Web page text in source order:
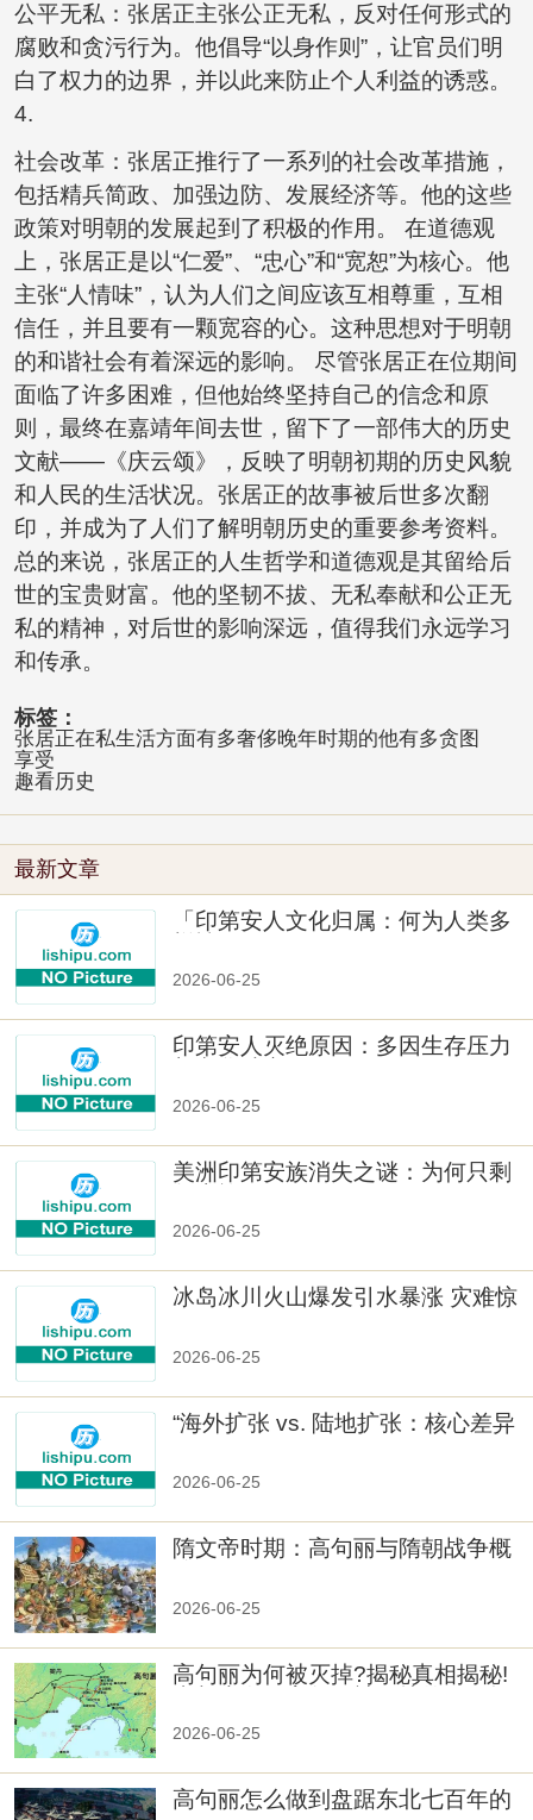
公平无私：张居正主张公正无私，反对任何形式的
腐败和贪污行为。他倡导“以身作则”，让官员们明
白了权力的边界，并以此来防止个人利益的诱惑。
4.
社会改革：张居正推行了一系列的社会改革措施，
包括精兵简政、加强边防、发展经济等。他的这些
政策对明朝的发展起到了积极的作用。 在道德观
上，张居正是以“仁爱”、“忠心”和“宽恕”为核心。他
主张“人情味”，认为人们之间应该互相尊重，互相
信任，并且要有一颗宽容的心。这种思想对于明朝
的和谐社会有着深远的影响。 尽管张居正在位期间
面临了许多困难，但他始终坚持自己的信念和原
则，最终在嘉靖年间去世，留下了一部伟大的历史
文献——《庆云颂》，反映了明朝初期的历史风貌
和人民的生活状况。张居正的故事被后世多次翻
印，并成为了人们了解明朝历史的重要参考资料。
总的来说，张居正的人生哲学和道德观是其留给后
世的宝贵财富。他的坚韧不拔、无私奉献和公正无
私的精神，对后世的影响深远，值得我们永远学习
和传承。
标签：
张居正在私生活方面有多奢侈晚年时期的他有多贪图
享受
趣看历史
最新文章
「印第安人文化归属：何为人类多
2026-06-25
印第安人灭绝原因：多因生存压力
2026-06-25
美洲印第安族消失之谜：为何只剩
2026-06-25
冰岛冰川火山爆发引水暴涨 灾难惊
2026-06-25
“海外扩张 vs. 陆地扩张：核心差异
2026-06-25
隋文帝时期：高句丽与隋朝战争概
2026-06-25
高句丽为何被灭掉?揭秘真相揭秘!
2026-06-25
高句丽怎么做到盘踞东北七百年的